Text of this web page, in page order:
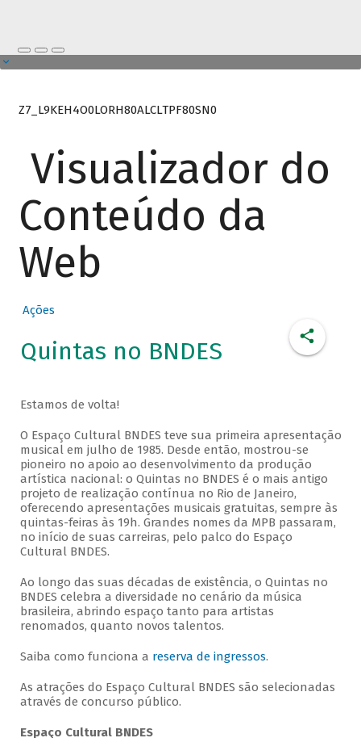
Z7_L9KEH4O0LORH80ALCLTPF80SN0
Visualizador do
Conteúdo da
Web
Ações
Quintas no BNDES
Estamos de volta!
O Espaço Cultural BNDES teve sua primeira apresentação
musical em julho de 1985. Desde então, mostrou-se
pioneiro no apoio ao desenvolvimento da produção
artística nacional: o Quintas no BNDES é o mais antigo
projeto de realização contínua no Rio de Janeiro,
oferecendo apresentações musicais gratuitas, sempre às
quintas-feiras às 19h. Grandes nomes da MPB passaram,
no início de suas carreiras, pelo palco do Espaço
Cultural BNDES.
Ao longo das suas décadas de existência, o Quintas no
BNDES celebra a diversidade no cenário da música
brasileira, abrindo espaço tanto para artistas
renomados, quanto novos talentos.
Saiba como funciona a reserva de ingressos.
As atrações do Espaço Cultural BNDES são selecionadas
através de concurso público.
Espaço Cultural BNDES